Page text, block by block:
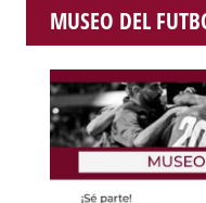
MUSEO DEL